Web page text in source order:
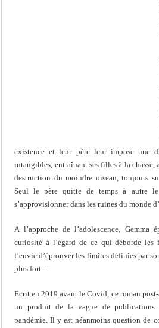
existence et leur père leur impose une
intangibles, entraînant ses filles à la chasse,
destruction du moindre oiseau, toujours
Seul le père quitte de temps à autre
s’approvisionner dans les ruines du monde
A l’approche de l’adolescence,
curiosité à l’égard de ce qui déborde les
l’envie d’éprouver les limites définies par
plus fort…
Ecrit en 2019 avant le Covid, ce roman
un produit de la vague de
pandémie. Il y est néanmoins question de